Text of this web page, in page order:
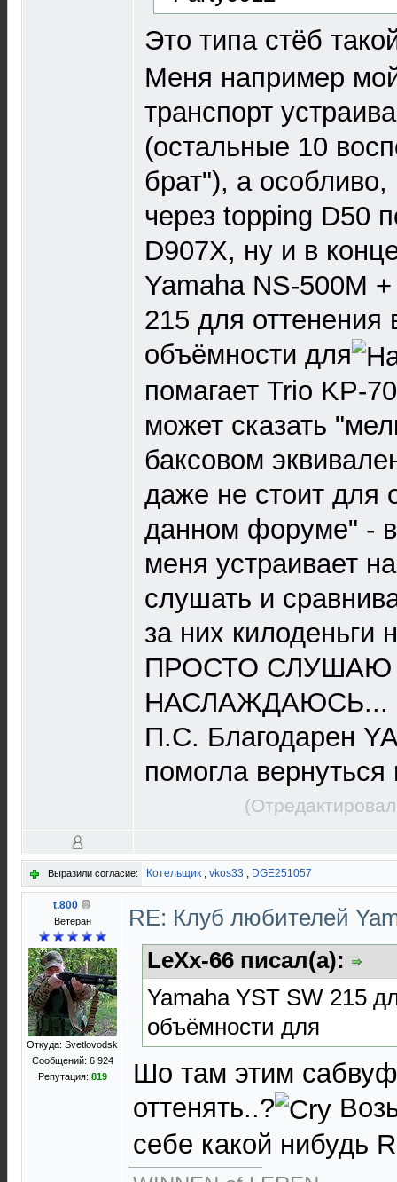
Это типа стёб
Меня например
транспорт
(остальные 10
брат"), а особливо,
через topping D50
D907X, ну и в
Yamaha NS-500M
215 для оттенения
объёмности для
помагает Trio KP-
может сказать
баксовом
даже не стоит для
данном форуме" -
меня устраивает
слушать и
за них килоденьги
ПРОСТО
НАСЛАЖДАЮСЬ...
П.С. Благодарен
помогла вернуться
Выразили согласие: Котельщик , vkos33 , DGE251057
t.800
Ветеран
Откуда: Svetlovodsk
Сообщений: 6 924
Репутация: 819
RE: Клуб любителей
LeXx-66 писал(а):
Yamaha YST SW 215
объёмности для
Шо там этим
оттенять..?
себе какой нибудь